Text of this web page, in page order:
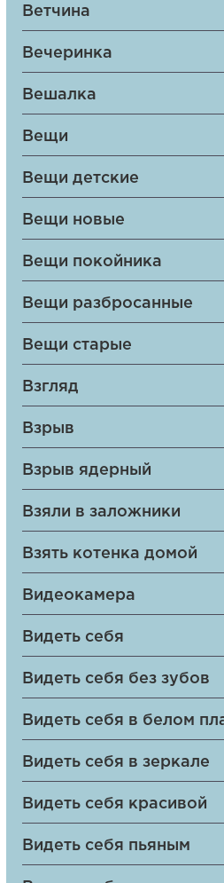
Ветчина
Вечеринка
Вешалка
Вещи
Вещи детские
Вещи новые
Вещи покойника
Вещи разбросанные
Вещи старые
Взгляд
Взрыв
Взрыв ядерный
Взяли в заложники
Взять котенка домой
Видеокамера
Видеть себя
Видеть себя без зубов
Видеть себя в белом
Видеть себя в зеркале
Видеть себя красивой
Видеть себя пьяным